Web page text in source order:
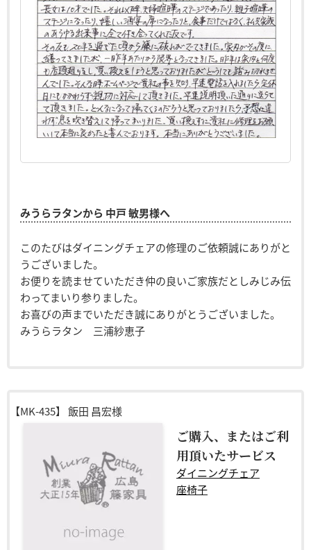
みうらラタンから 中戸 敏男様へ
このたびはダイニングチェアの修理のご依頼誠にありがと
うございました。
お便りを読ませていただき仲の良いご家族だとしみじみ伝
わってまいり参りました。
お喜びの声までいただき誠にありがとうございました。
みうらラタン 三浦紗恵子
【MK-435】 飯田 昌宏様
ご購入、またはご利
用頂いたサービス
ダイニングチェア
座椅子